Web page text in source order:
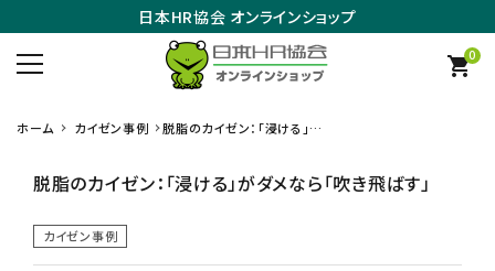
日本HR協会 オンラインショップ
0
shopping_cart
ホーム カイゼン事例
脱脂のカイゼン：「浸ける」が
脱脂のカイゼン：「浸ける」がダメなら「吹き飛ばす」
カイゼン事例